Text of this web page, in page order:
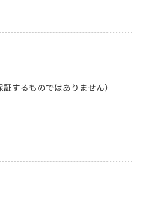
するものではありません）